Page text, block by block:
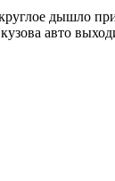
дышло
авто